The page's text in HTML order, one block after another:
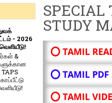
SPECIAL
STUDY
⭕ TAMIL
⭕ TAMIL PDF
⭕ TAMIL
- 2026
&